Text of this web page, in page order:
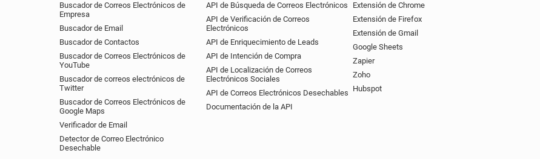
Buscador de Correos Electrónicos de
Empresa
Buscador de Email
Buscador de Contactos
Buscador de Correos Electrónicos de
YouTube
Buscador de correos electrónicos de
Twitter
Buscador de Correos Electrónicos de
Google Maps
Verificador de Email
Detector de Correo Electrónico
Desechable
API de Búsqueda de Correos Electrónicos
API de Verificación de Correos
Electrónicos
API de Enriquecimiento de Leads
API de Intención de Compra
API de Localización de Correos
Electrónicos Sociales
API de Correos Electrónicos Desechables
Documentación de la API
Extensión de Chrome
Extensión de Firefox
Extensión de Gmail
Google Sheets
Zapier
Zoho
Hubspot